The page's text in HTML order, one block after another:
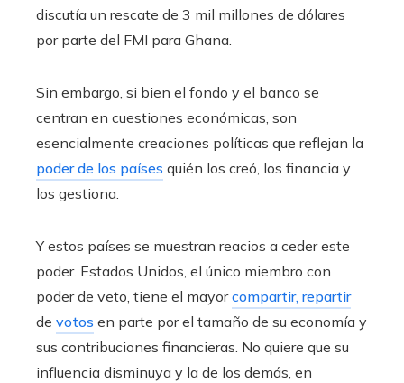
discutía un rescate de 3 mil millones de dólares
por parte del FMI para Ghana.
Sin embargo, si bien el fondo y el banco se
centran en cuestiones económicas, son
esencialmente creaciones políticas que reflejan la
poder de los países quién los creó, los financia y
los gestiona.
Y estos países se muestran reacios a ceder este
poder. Estados Unidos, el único miembro con
poder de veto, tiene el mayorcompartir, repartir
de votos en parte por el tamaño de su economía y
sus contribuciones financieras. No quiere que su
influencia disminuya y la de los demás, en